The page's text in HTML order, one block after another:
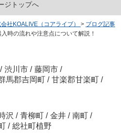
ジトップへ
社KOALIVE（コアライブ） > ブログ記事
時の流れや注意点について解説！
/ 渋川市 / 藤岡市 /
馬郡吉岡町 / 甘楽郡甘楽町 /
沢 / 青柳町 / 金井 / 南町 /
/ 総社町植野